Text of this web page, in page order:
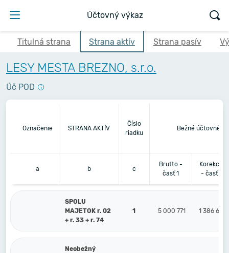
Účtovný výkaz
Titulná strana Strana aktív Strana pasív
LESY MESTA BREZNO, s.r.o.
Úč POD
Označenie STRANA AKTÍV
Číslo
riadku
Bežné účtovné
a b c
Brutto -
časť 1
Korekcia
- časť 2
SPOLU
MAJETOK r. 02
+ r. 33 + r. 74
1 5 000 771 1 386 677
Neobežný